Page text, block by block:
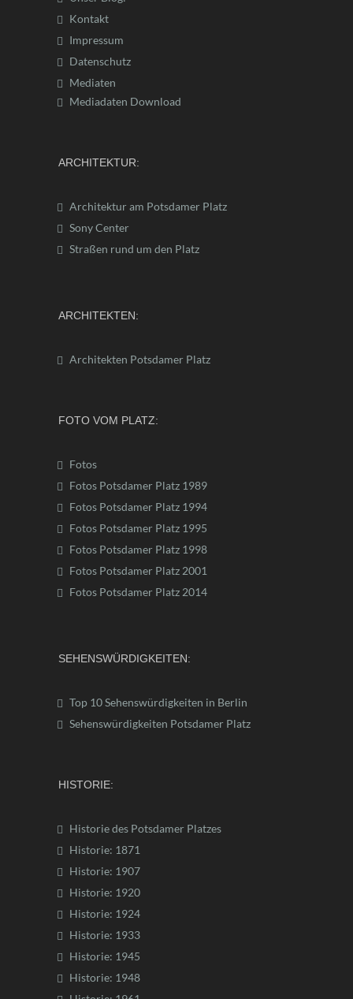
Kontakt
Impressum
Datenschutz
Mediaten
Mediadaten Download
ARCHITEKTUR:
Architektur am Potsdamer Platz
Sony Center
Straßen rund um den Platz
ARCHITEKTEN:
Architekten Potsdamer Platz
FOTO VOM PLATZ:
Fotos
Fotos Potsdamer Platz 1989
Fotos Potsdamer Platz 1994
Fotos Potsdamer Platz 1995
Fotos Potsdamer Platz 1998
Fotos Potsdamer Platz 2001
Fotos Potsdamer Platz 2014
SEHENSWÜRDIGKEITEN:
Top 10 Sehenswürdigkeiten in Berlin
Sehenswürdigkeiten Potsdamer Platz
HISTORIE:
Historie des Potsdamer Platzes
Historie: 1871
Historie: 1907
Historie: 1920
Historie: 1924
Historie: 1933
Historie: 1945
Historie: 1948